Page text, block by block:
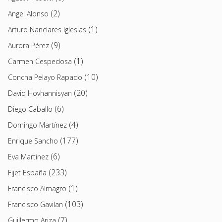
Angel Alonso (2)
Arturo Nanclares Iglesias (1)
Aurora Pérez (9)
Carmen Cespedosa (1)
Concha Pelayo Rapado (10)
David Hovhannisyan (20)
Diego Caballo (6)
Domingo Martínez (4)
Enrique Sancho (177)
Eva Martinez (6)
Fijet España (233)
Francisco Almagro (1)
Francisco Gavilan (103)
Guillermo Ariza (7)